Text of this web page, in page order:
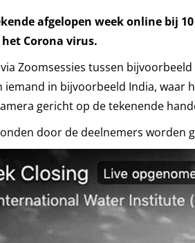
afgelopen week online bij
Corona virus.
Zoomsessies tussen
iemand in bijvoorbeeld India,
gericht op de tekenende
door de deelnemers worden